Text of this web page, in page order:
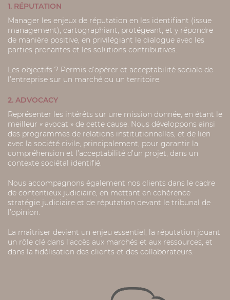
1. RÉPUTATION
Manager les enjeux de réputation en les identifiant (issue
management), cartographiant, protégeant, et y répondre
de manière positive, en privilégiant le dialogue avec les
parties prenantes et les solutions contributives.
Les objectifs ? Permis d’opérer et acceptabilité sociale de
l’entreprise sur un marché ou un territoire.
2. ADVOCACY
Représenter les intérêts sur une mission donnée, en étant le
meilleur « avocat » de cette cause. Nous développons ainsi
des programmes de relations institutionnelles, et de lien
avec la société civile, principalement, pour garantir la
compréhension et l’acceptabilité d’un projet, dans un
contexte sociétal identifié.
Nous accompagnons également nos clients dans le cadre
de contentieux judiciaire, en mettant en cohérence
stratégie judiciaire et de réputation devant le tribunal de
l’opinion.
La maîtriser devient un enjeu essentiel, la réputation jouant
un rôle clé dans l’accès aux marchés et aux ressources, et
dans la fidélisation des clients et des collaborateurs.